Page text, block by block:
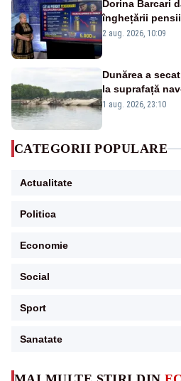
Dorina Barcari
înghețării
pierdute de
2 aug. 2026, 10:09
Dunărea a
la suprafață
război mondial
1 aug. 2026, 23:10
CATEGORII POPULARE
Actualitate
Politica
Economie
Social
Sport
Sanatate